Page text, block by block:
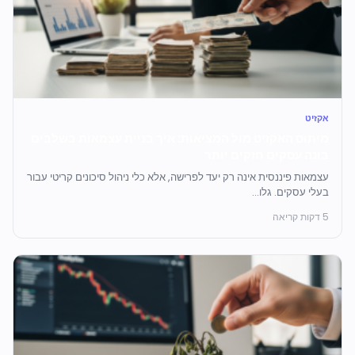
אקזיט
עצמאות פיננסית אינה רק יעד לפרישה, אלא כלי ניהול סיכונים קריטי עבור
בעלי עסקים. גלו...
5 דקות קריאה